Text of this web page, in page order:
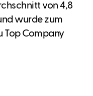
von 4,8
wurde zum
Top Company